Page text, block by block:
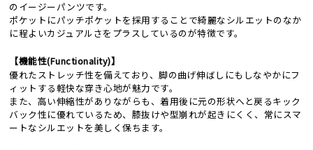
のイージーパンツです。
ポケットにパッチポケットを採用することで綺麗なシルエットのなか
に程よいカジュアルさをプラスしているのが特徴です。
【機能性(Functionality)】
優れたストレッチ性を備えており、脚の曲げ伸ばしにもしなやかにフ
ィットする軽快な穿き心地が魅力です。
また、高い伸縮性がありながらも、着用後に元の形状へと戻るキック
バック性に優れているため、膝抜けや型崩れが起きにくく、常にスマ
ートなシルエットを美しく保ちます。